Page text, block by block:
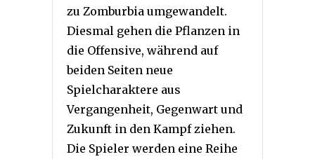
zu Zomburbia umgewandelt.
Diesmal gehen die Pflanzen in
die Offensive, während auf
beiden Seiten neue
Spielcharaktere aus
Vergangenheit, Gegenwart und
Zukunft in den Kampf ziehen.
Die Spieler werden eine Reihe